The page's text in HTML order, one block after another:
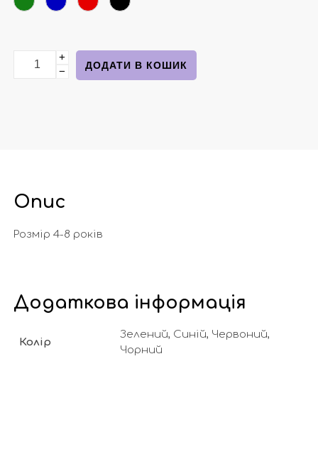
Картуз прямий з героями марвел від бренду GEORGE
+
−
ДОДАТИ В КОШИК
Опис
Розмір 4-8 років
Додаткова інформація
Колір
Зелений, Синій, Червоний,
Чорний